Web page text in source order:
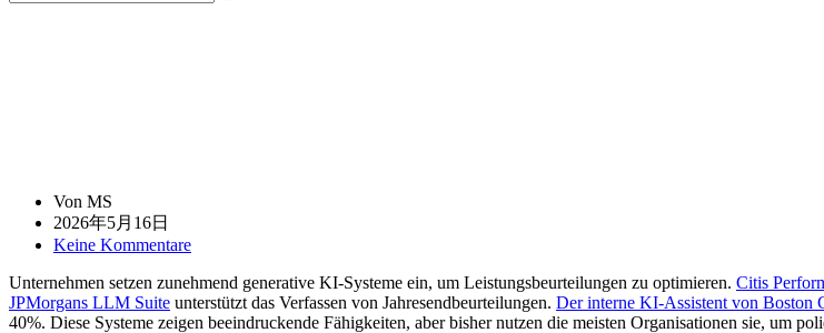
Von MS
2026年5月16日
Keine Kommentare
Unternehmen setzen zunehmend generative KI-Systeme ein, um Leistungsbeurteilungen zu optimieren. Citis
JPMorgans LLM Suite unterstützt das Verfassen von Jahresendbeurteilungen. Der interne KI-Assistent von Boston
40%. Diese Systeme zeigen beeindruckende Fähigkeiten, aber bisher nutzen die meisten Organisationen sie, um